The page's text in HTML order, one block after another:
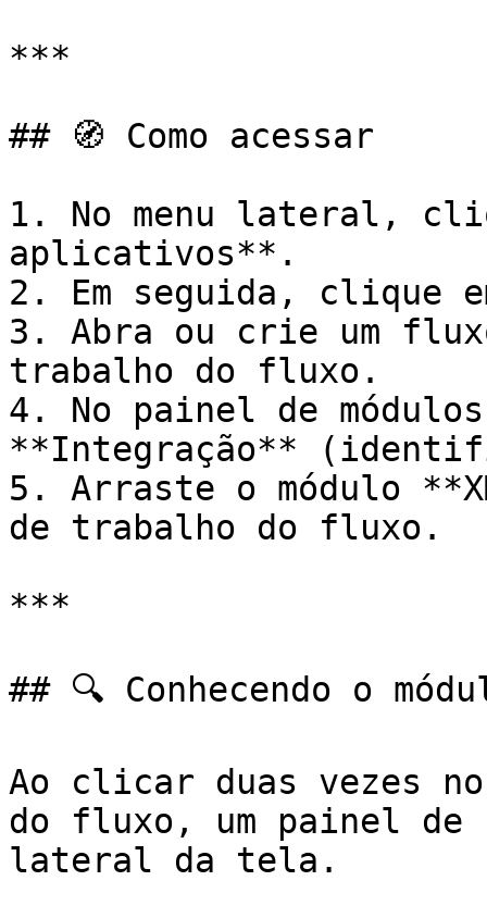
***
## 🧭 Como acessar
1. No menu lateral,
aplicativos**.
2. Em seguida, clique
3. Abra ou crie um
trabalho do fluxo.
4. No painel de
**Integração**
5. Arraste o módulo
de trabalho do fluxo.
***
## 🔍 Conhecendo o
Ao clicar duas vezes
do fluxo, um painel de
lateral da tela.